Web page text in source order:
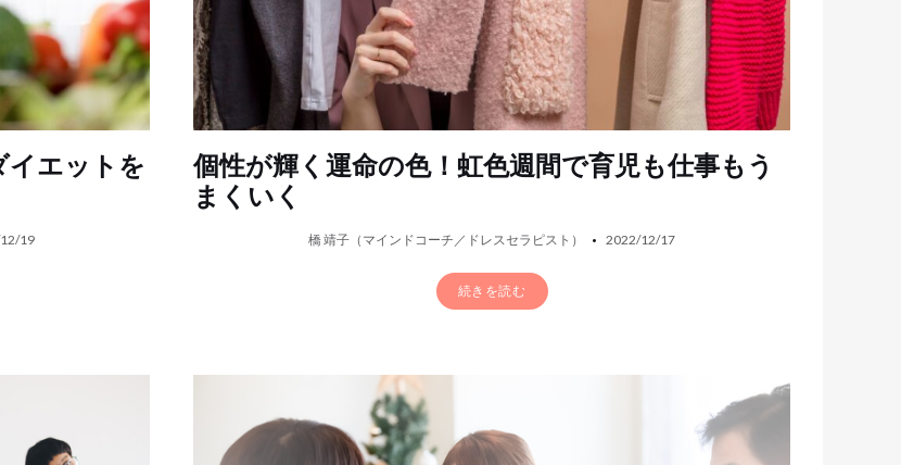
イエットを
19
個性が輝く運命の色！虹色週間で育児も仕事もう
まくいく
橋 靖子（マインドコーチ／ドレスセラピスト） 2022/12/17
続きを読む